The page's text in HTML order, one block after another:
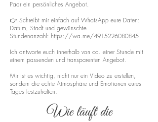
Paar ein persönliches Angebot.
👉 Schreibt mir einfach auf WhatsApp eure Daten:
Datum, Stadt und gewünschte
Stundenanzahl: https://wa.me/4915226080845
Ich antworte euch innerhalb von ca. einer Stunde mit
einem passenden und transparenten Angebot.
Mir ist es wichtig, nicht nur ein Video zu erstellen,
sondern die echte Atmosphäre und Emotionen eures
Tages festzuhalten.
Wie läuft die